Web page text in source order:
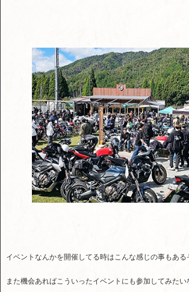
イベントなんかを開催してる時はこんな感じの事もある
また機会あればこういったイベントにも参加してみたい